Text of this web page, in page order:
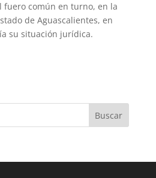
fuero común en turno, en la
de Aguascalientes, en
su situación jurídica.
Buscar